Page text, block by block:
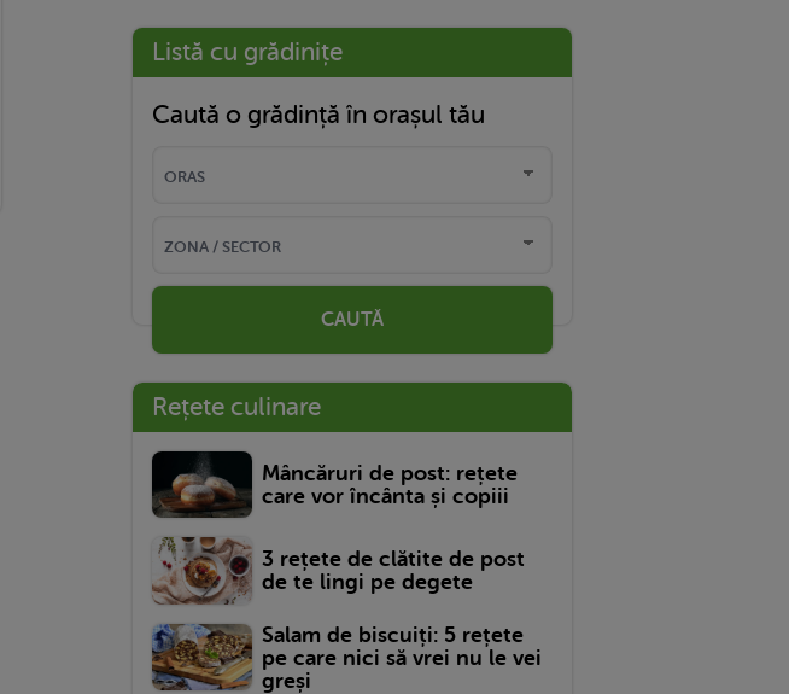
Listă cu grădinițe
Caută o grădință în orașul tău
CAUTĂ
Rețete culinare
Mâncăruri de post: rețete
care vor încânta și copiii
3 rețete de clătite de post
de te lingi pe degete
Salam de biscuiți: 5 rețete
pe care nici să vrei nu le vei
greși